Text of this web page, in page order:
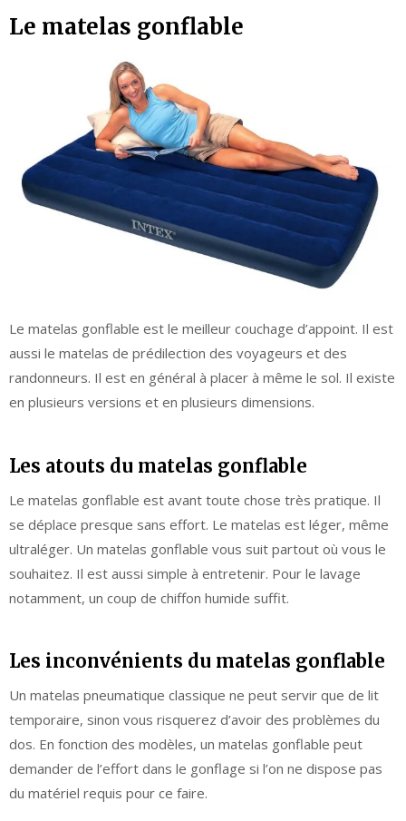
Le matelas gonflable
Le matelas gonflable est le meilleur couchage d’appoint. Il est
aussi le matelas de prédilection des voyageurs et des
randonneurs. Il est en général à placer à même le sol. Il existe
en plusieurs versions et en plusieurs dimensions.
Les atouts du matelas gonflable
Le matelas gonflable est avant toute chose très pratique. Il
se déplace presque sans effort. Le matelas est léger, même
ultraléger. Un matelas gonflable vous suit partout où vous le
souhaitez. Il est aussi simple à entretenir. Pour le lavage
notamment, un coup de chiffon humide suffit.
Les inconvénients du matelas gonflable
Un matelas pneumatique classique ne peut servir que de lit
temporaire, sinon vous risquerez d’avoir des problèmes du
dos. En fonction des modèles, un matelas gonflable peut
demander de l’effort dans le gonflage si l’on ne dispose pas
du matériel requis pour ce faire.